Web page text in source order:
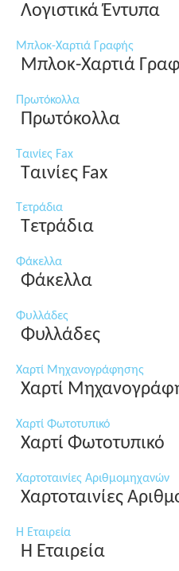
Λογιστικά Έντυπα
Μπλοκ-Χαρτιά Γραφής
Μπλοκ-Χαρτιά
Πρωτόκολλα
Πρωτόκολλα
Ταινίες Fax
Ταινίες Fax
Τετράδια
Τετράδια
Φάκελλα
Φάκελλα
Φυλλάδες
Φυλλάδες
Χαρτί Μηχανογράφησης
Χαρτί
Χαρτί Φωτοτυπικό
Χαρτί Φωτοτυπικό
Χαρτοταινίες Αριθμομηχανών
Χαρτοταινίες
Η Εταιρεία
Η Εταιρεία